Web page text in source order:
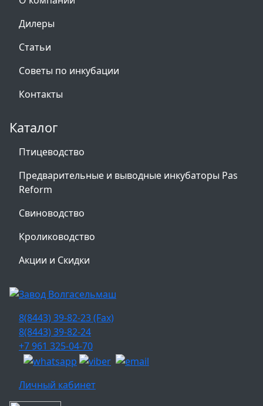
Дилеры
Статьи
Советы по инкубации
Контакты
Каталог
Птицеводство
Предварительные и выводные инкубаторы Pas
Reform
Свиноводство
Кролиководство
Акции и Скидки
8(8443) 39-82-23 (Fax)
8(8443) 39-82-24
+7 961 325-04-70
Личный кабинет